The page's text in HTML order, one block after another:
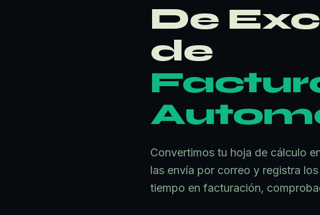
De
de
Convertimos tu hoja de cálculo
las envía por correo y registra
tiempo en facturación,